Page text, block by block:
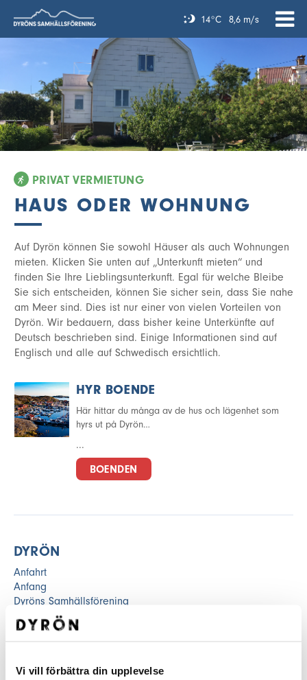
Vi vill förbättra din upplevelse
14°C 8,6 m/s
DYRÖN
Anfahrt
Anfang
Dyröns Samhällsförening
Dyröns Sportsverein
Essen und Wohnen
Linas Brygga
PRIVAT VERMIETUNG
HAUS ODER WOHNUNG
Auf Dyrön können Sie sowohl Häuser als auch Wohnungen
mieten. Klicken Sie unten auf „Unterkunft mieten“ und
finden Sie Ihre Lieblingsunterkunft. Egal für welche Bleibe
Sie sich entscheiden, können Sie sicher sein, dass Sie nahe
am Meer sind. Dies ist nur einer von vielen Vorteilen von
Dyrön. Wir bedauern, dass bisher keine Unterkünfte auf
Deutsch beschrieben sind. Einige Informationen sind auf
Englisch und alle auf Schwedisch ersichtlich.
HYR BOENDE
Här hittar du många av de hus och lägenhet som
hyrs ut på Dyrön…
...
BOENDEN